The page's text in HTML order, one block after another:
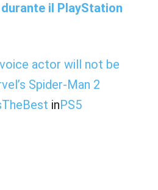
il PlayStation
voice actor will not be
Spider-Man 2
inPS5